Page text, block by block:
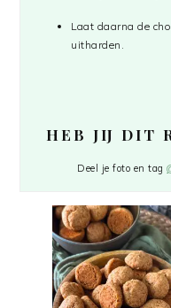
Laat daarna de
uitharden.
HEB JIJ DIT
Deel je foto en tag